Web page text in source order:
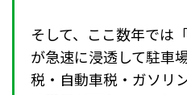
そして、ここ数年では
が急速に浸透して駐車
税・自動車税・ガソリ